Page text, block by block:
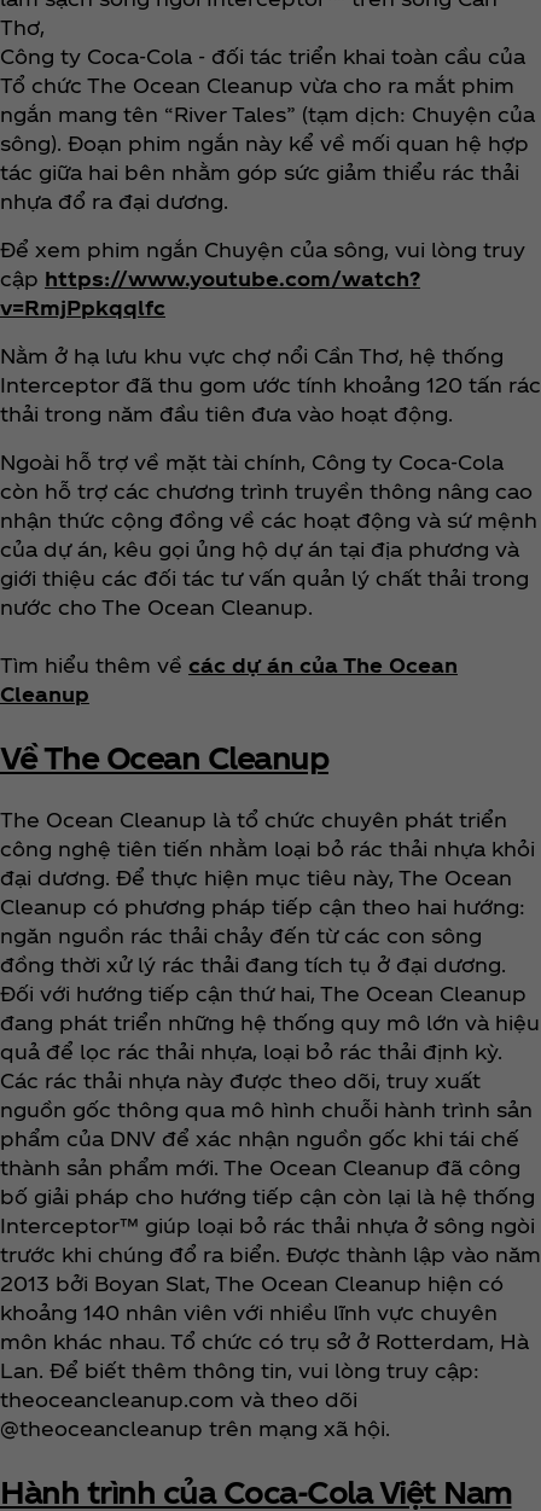
Thơ,
Công ty Coca‑Cola - đối tác triển khai toàn cầu của
Tổ chức The Ocean Cleanup vừa cho ra mắt phim
ngắn mang tên “River Tales” (tạm dịch: Chuyện của
sông). Đoạn phim ngắn này kể về mối quan hệ hợp
tác giữa hai bên nhằm góp sức giảm thiểu rác thải
nhựa đổ ra đại dương.
Để xem phim ngắn Chuyện của sông, vui lòng truy
cập https://www.youtube.com/watch?
v=RmjPpkqqlfc
Nằm ở hạ lưu khu vực chợ nổi Cần Thơ, hệ thống
Interceptor đã thu gom ước tính khoảng 120 tấn rác
thải trong năm đầu tiên đưa vào hoạt động.
Ngoài hỗ trợ về mặt tài chính, Công ty Coca‑Cola
còn hỗ trợ các chương trình truyền thông nâng cao
nhận thức cộng đồng về các hoạt động và sứ mệnh
của dự án, kêu gọi ủng hộ dự án tại địa phương và
giới thiệu các đối tác tư vấn quản lý chất thải trong
nước cho The Ocean Cleanup.
Tìm hiểu thêm về các dự án của The Ocean
Cleanup
Về The Ocean Cleanup
The Ocean Cleanup là tổ chức chuyên phát triển
công nghệ tiên tiến nhằm loại bỏ rác thải nhựa khỏi
đại dương. Để thực hiện mục tiêu này, The Ocean
Cleanup có phương pháp tiếp cận theo hai hướng:
ngăn nguồn rác thải chảy đến từ các con sông
đồng thời xử lý rác thải đang tích tụ ở đại dương.
Đối với hướng tiếp cận thứ hai, The Ocean Cleanup
đang phát triển những hệ thống quy mô lớn và hiệu
quả để lọc rác thải nhựa, loại bỏ rác thải định kỳ.
Các rác thải nhựa này được theo dõi, truy xuất
nguồn gốc thông qua mô hình chuỗi hành trình sản
phẩm của DNV để xác nhận nguồn gốc khi tái chế
thành sản phẩm mới. The Ocean Cleanup đã công
bố giải pháp cho hướng tiếp cận còn lại là hệ thống
Interceptor™ giúp loại bỏ rác thải nhựa ở sông ngòi
trước khi chúng đổ ra biển. Được thành lập vào năm
2013 bởi Boyan Slat, The Ocean Cleanup hiện có
khoảng 140 nhân viên với nhiều lĩnh vực chuyên
môn khác nhau. Tổ chức có trụ sở ở Rotterdam, Hà
Lan. Để biết thêm thông tin, vui lòng truy cập:
theoceancleanup.com và theo dõi
@theoceancleanup trên mạng xã hội.
Hành trình của Coca‑Cola Việt Nam